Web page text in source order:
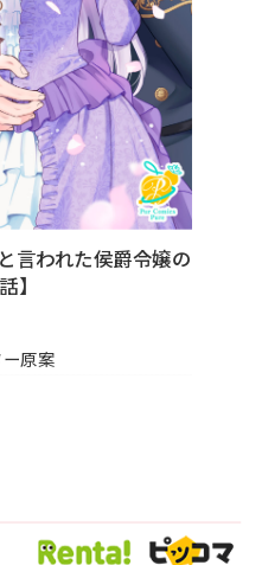
ード
合わせ
言われた侯爵令嬢の
】
原案